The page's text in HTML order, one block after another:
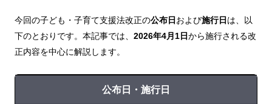
今回の子ども・子育て支援法改正の公布日 および施行日 は、以
下のとおりです。本記事では、 2026年4月1日から施行される改
正内容を中心に解説します。
公布日・施行日